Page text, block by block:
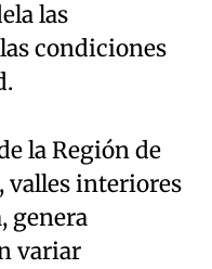
las
condiciones
la Región de
valles interiores
genera
variar